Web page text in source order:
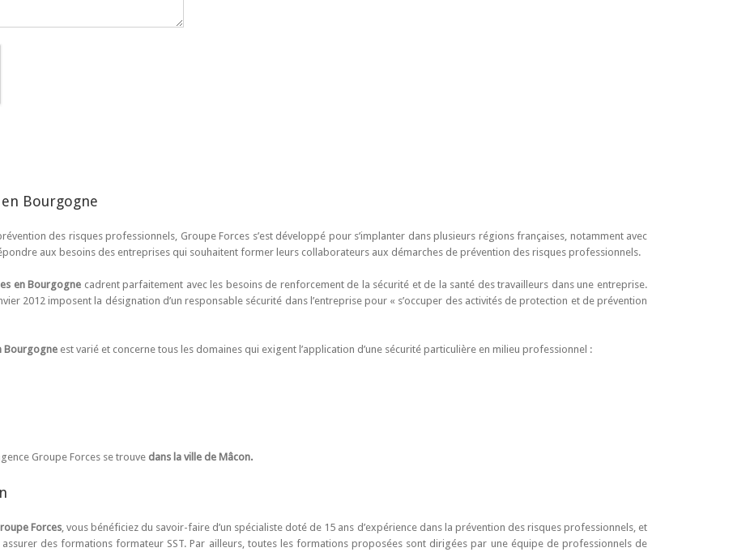
Bourgogne
des risques professionnels, Groupe Forces s’est développé pour s’implanter dans plusieurs régions françaises, notamment avec
aux besoins des entreprises qui souhaitent former leurs collaborateurs aux démarches de prévention des risques professionnels.
en Bourgogne cadrent parfaitement avec les besoins de renforcement de la sécurité et de la santé des travailleurs dans une entreprise.
2012 imposent la désignation d’un responsable sécurité dans l’entreprise pour « s’occuper des activités de protection et de prévention
Bourgogne est varié et concerne tous les domaines qui exigent l’application d’une sécurité particulière en milieu professionnel :
Groupe Forces se trouve dans la ville de Mâcon.
Forces, vous bénéficiez du savoir-faire d’un spécialiste doté de 15 ans d’expérience dans la prévention des risques professionnels, et
des formations formateur SST. Par ailleurs, toutes les formations proposées sont dirigées par une équipe de professionnels de